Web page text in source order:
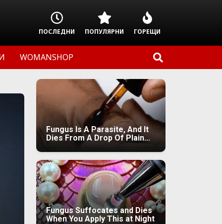
ПОСЛЕДНИ ПОПУЛЯРНИ ГОРЕЩИ
WOMANSHOP
Fungus Is A Parasite, And It
Dies From A Drop Of Plain...
Fungus Suffocates and Dies
When You Apply This at Night